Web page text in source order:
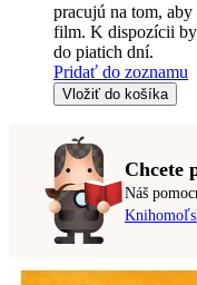
pracujú na tom,
film. K dispozícii
do piatich dní.
Pridať do zoznamu
Vložiť do košíka
Chcete
Náš